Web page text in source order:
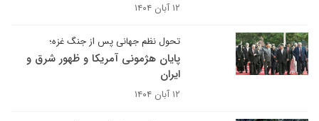
۱۲ آبان ۱۴۰۴
تحول نظم جهانی پس از جنگ غزه؛
پایان هژمونی آمریکا و ظهور شرق و
ایران
۱۲ آبان ۱۴۰۴